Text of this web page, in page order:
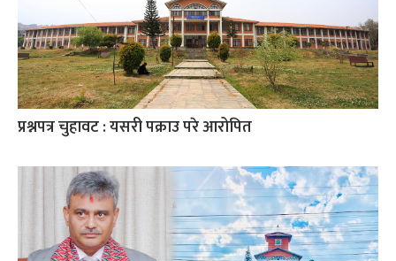
प्रश्नपत्र चुहावट : यसरी पक्राउ परे आरोपित